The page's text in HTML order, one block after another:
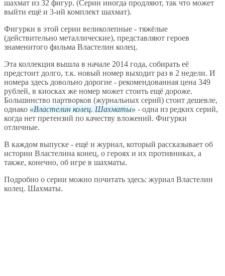
шахмат из 32 фигур. (Серии иногда продляют, так что может
выйти ещё и 3-ий комплект шахмат).
Фигурки в этой серии великолепные - тяжёлые
(действительно металлические), представляют героев
знаменитого фильма Властелин колец.
Эта коллекция вышла в начале 2014 года, собирать её
предстоит долго, т.к. новый номер выходит раз в 2 недели. И
номера здесь довольно дорогие - рекомендованная цена 349
рублей, в киосках же номер может стоить ещё дороже.
Большинство партворков (журнальных серий) стоит дешевле,
однако
Властелин колец. Шахматы
- одна из редких серий,
когда нет претензий по качеству вложений. Фигурки
отличные.
В каждом выпуске - ещё и журнал, который рассказывает об
истории Властелина конец, о героях и их противниках, а
также, конечно, об игре в шахматы.
Подробно о серии можно почитать здесь: журнал Властелин
колец. Шахматы.